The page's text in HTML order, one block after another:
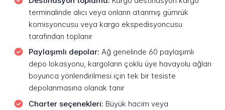
terminalinde alıcı veya onların atanmış gümrük
komisyoncusu veya kargo ekspedisyoncusu
tarafından toplanır
Paylaşımlı depolar: Ağ genelinde 60 paylaşımlı
depo lokasyonu, kargoların çoklu üye havayolu ağları
boyunca yönlendirilmesi için tek bir tesiste
depolanmasına olanak tanır
Charter seçenekleri: Büyük hacim veya